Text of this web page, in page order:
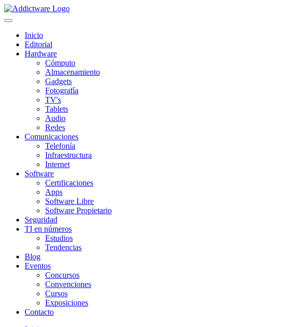
Inicio
Editorial
Hardware
Cómputo
Almacenamiento
Gadgets
Fotografía
TV's
Tablets
Audio
Redes
Comunicaciones
Telefonía
Infraestructura
Internet
Software
Certificaciones
Apps
Software Libre
Software Propietario
Seguridad
TI en números
Estudios
Tendencias
Blog
Eventos
Concursos
Convenciones
Cursos
Exposiciones
Contacto